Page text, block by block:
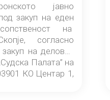
јавно
закуп на еден
на
согласно
на деловен
Палата” на
КО Центар 1,